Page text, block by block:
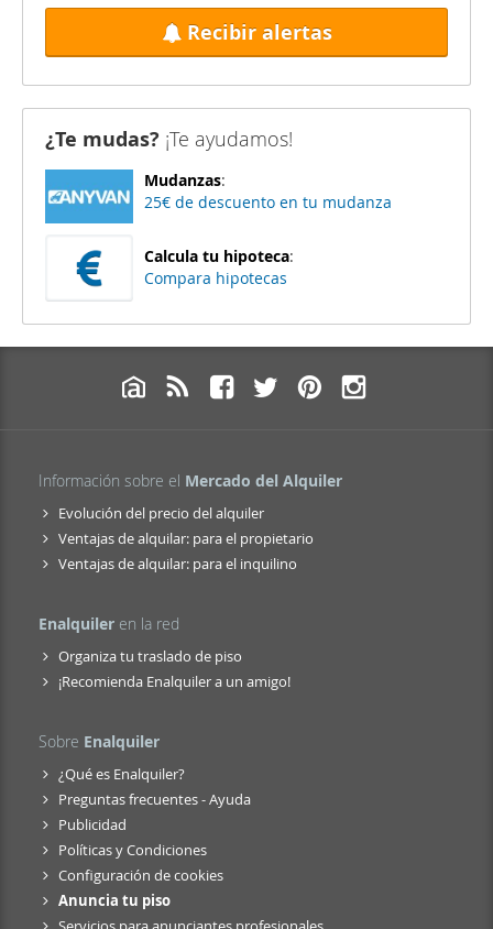
Recibir alertas
¿Te mudas? ¡Te ayudamos!
Mudanzas:
25€ de descuento en tu mudanza
Calcula tu hipoteca:
Compara hipotecas
Información sobre el Mercado del Alquiler
Evolución del precio del alquiler
Ventajas de alquilar: para el propietario
Ventajas de alquilar: para el inquilino
Enalquiler en la red
Organiza tu traslado de piso
¡Recomienda Enalquiler a un amigo!
Sobre Enalquiler
¿Qué es Enalquiler?
Preguntas frecuentes - Ayuda
Publicidad
Políticas y Condiciones
Configuración de cookies
Anuncia tu piso